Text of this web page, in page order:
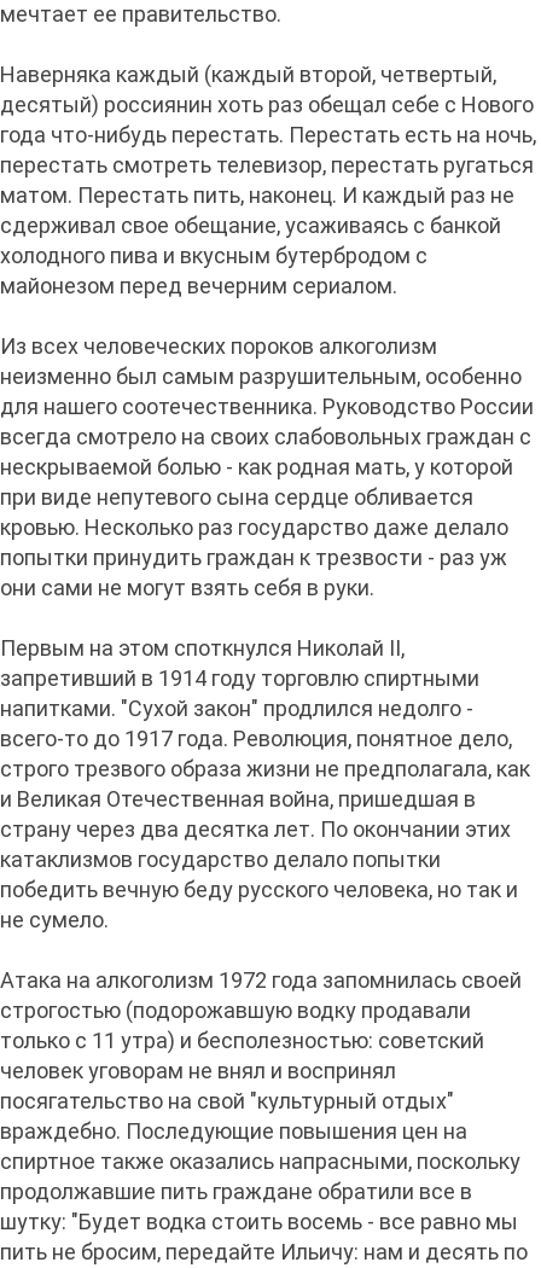
мечтает ее правительство.
Наверняка каждый (каждый второй, четвертый,
десятый) россиянин хоть раз обещал себе с Нового
года что-нибудь перестать. Перестать есть на ночь,
перестать смотреть телевизор, перестать ругаться
матом. Перестать пить, наконец. И каждый раз не
сдерживал свое обещание, усаживаясь с банкой
холодного пива и вкусным бутербродом с
майонезом перед вечерним сериалом.
Из всех человеческих пороков алкоголизм
неизменно был самым разрушительным, особенно
для нашего соотечественника. Руководство России
всегда смотрело на своих слабовольных граждан с
нескрываемой болью - как родная мать, у которой
при виде непутевого сына сердце обливается
кровью. Несколько раз государство даже делало
попытки принудить граждан к трезвости - раз уж
они сами не могут взять себя в руки.
Первым на этом споткнулся Николай II,
запретивший в 1914 году торговлю спиртными
напитками. "Сухой закон" продлился недолго -
всего-то до 1917 года. Революция, понятное дело,
строго трезвого образа жизни не предполагала, как
и Великая Отечественная война, пришедшая в
страну через два десятка лет. По окончании этих
катаклизмов государство делало попытки
победить вечную беду русского человека, но так и
не сумело.
Атака на алкоголизм 1972 года запомнилась своей
строгостью (подорожавшую водку продавали
только с 11 утра) и бесполезностью: советский
человек уговорам не внял и воспринял
посягательство на свой "культурный отдых"
враждебно. Последующие повышения цен на
спиртное также оказались напрасными, поскольку
продолжавшие пить граждане обратили все в
шутку: "Будет водка стоить восемь - все равно мы
пить не бросим, передайте Ильичу: нам и десять по